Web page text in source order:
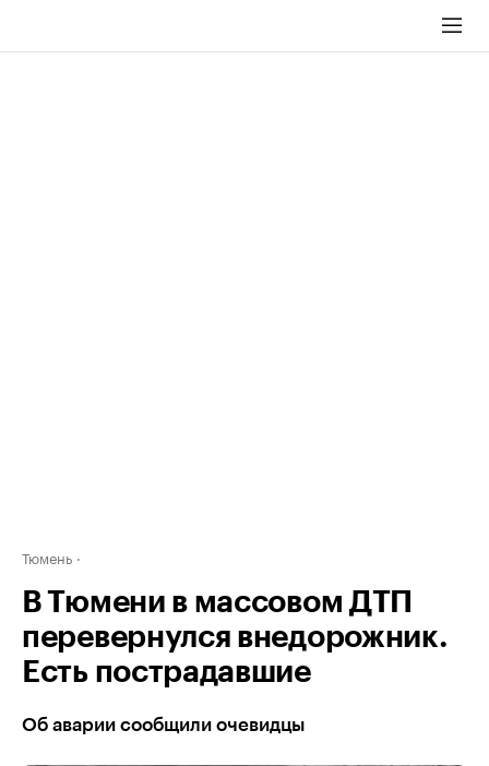
Тюмень
В Тюмени в массовом ДТП
перевернулся внедорожник.
Есть пострадавшие
Об аварии сообщили очевидцы